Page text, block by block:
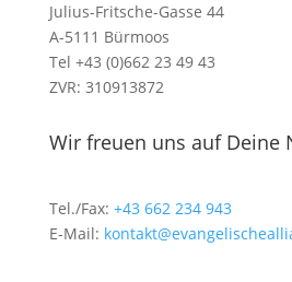
Julius-Fritsche-Gasse 44
A-5111 Bürmoos
Tel +43 (0)662 23 49 43
ZVR: 310913872
Wir freuen uns auf Deine
Tel./Fax: +43 662 234 943
E-Mail: